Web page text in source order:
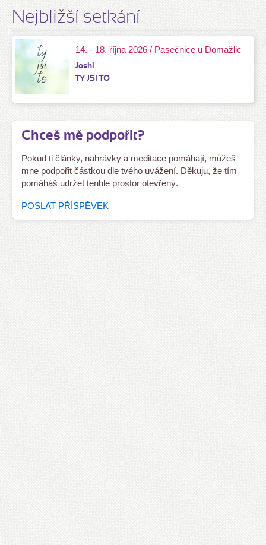
Nejbližší setkání
14. - 18. října 2026 / Pasečnice u Domažlic
Joshi
TY JSI TO
Chceš mě podpořit?
Pokud ti články, nahrávky a meditace pomáhají, můžeš
mne podpořit částkou dle tvého uvážení. Děkuju, že tím
pomáháš udržet tenhle prostor otevřený.
POSLAT PŘÍSPĚVEK